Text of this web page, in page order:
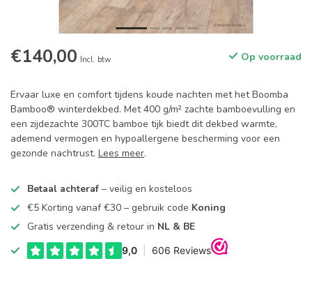
€140,00 Incl. btw Op voorraad
Ervaar luxe en comfort tijdens koude nachten met het Boomba
Bamboo® winterdekbed. Met 400 g/m² zachte bamboevulling en
een zijdezachte 300TC bamboe tijk biedt dit dekbed warmte,
ademend vermogen en hypoallergene bescherming voor een
gezonde nachtrust. Lees meer.
Betaal achteraf – veilig en kosteloos
€5 Korting vanaf €30 – gebruik code Koning
Gratis verzending & retour in NL & BE